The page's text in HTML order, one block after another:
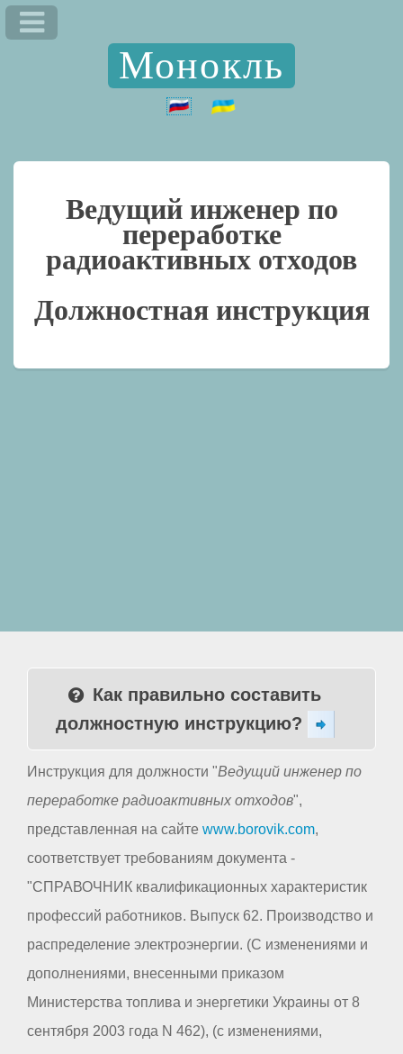
Монокль
Ведущий инженер по
переработке
радиоактивных отходов
Должностная инструкция
Как правильно составить
должностную инструкцию?
Инструкция для должности "Ведущий инженер по
переработке радиоактивных отходов",
представленная на сайте www.borovik.com,
соответствует требованиям документа -
"СПРАВОЧНИК квалификационных характеристик
профессий работников. Выпуск 62. Производство и
распределение электроэнергии. (С изменениями и
дополнениями, внесенными приказом
Министерства топлива и энергетики Украины от 8
сентября 2003 года N 462), (с изменениями,